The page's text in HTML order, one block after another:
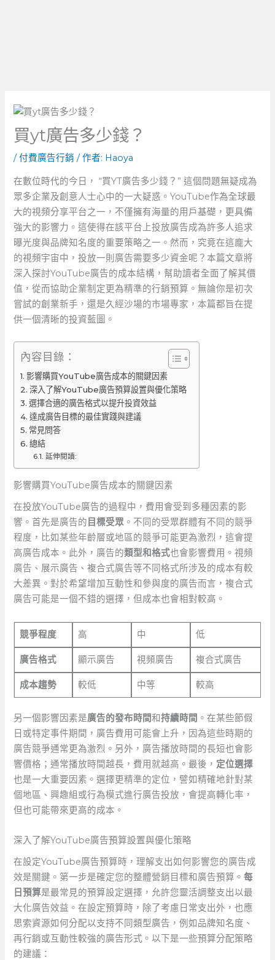
買yt廣告多少錢？
/付費廣告行銷 / 作者: Haoya
在數位時代的今日， “買YT廣告多少錢？” 這個問題無疑成為
眾多企業及創意人士心中的一大疑惑。YouTube作為全球最
大的視頻分享平台之一，不僅擁有海量的用戶基礎，更具備
強大的影響力。這使得在該平台上投放廣告成為許多人追求
曝光度與品牌知名度的重要策略之一。然而，究竟在這龐大
的視頻宇宙中，投放一則廣告需要多少資金呢？本篇文章將
深入探討YouTube廣告的成本結構，幫助讀者全面了解其價
值，從而協助企業制定更為精準的行銷預算。無論你是初次
嘗試的創業新手，還是久經沙場的市場專家，本篇都旨在提
供一個清晰的投資藍圖。
內容目錄：
影響購買YouTube廣告成本的關鍵因素
深入了解YouTube廣告預算設置與優化策略
選擇合適的廣告格式以提升投資效益
達成廣告目標的最佳實踐與建議
常見問答
總結
延伸閱讀:
影響購買YouTube廣告成本的關鍵因素
在投放YouTube廣告的過程中，費用會受到多種因素的影
響。首先是廣告的 目標受眾 。不同的受眾群體有不同的競爭
程度，比如某些年齡層或地區的競爭可能更為激烈，這會提
高廣告成本。此外，廣告的類型和格式也會影響費用。視頻
廣告、展示廣告、複合式廣告等不同格式所涉及的成本有較
大差異。對於希望增加互動性和參與度的廣告而言，複合式
廣告可能是一個不錯的選擇，但成本也會相對較高。
競爭程度 高 中 低
廣告格式 顯示廣告 視頻廣告 複合式廣告
成本趨勢 較低 中等 較高
另一個影響因素是廣告的發布時間和持續時間 。在某些節假
日或特定事件期間，廣告費用可能會上升，因為這些時期的
廣告競爭通常更為激烈。另外，廣告播放時間的長短也會影
響價格；通常播放時間越長，費用就越高。最後， 定位選擇
也是一大重要因素。選擇更精準的定位，譬如精確地針對某
個地區、興趣組或行為模式進行廣告投放，會提高轉化率，
但也可能帶來更高的成本。
深入了解YouTube廣告預算設置與優化策略
在設定YouTube廣告預算時，理解支出如何影響您的廣告成
效是關鍵。第一步是確定您的整體營銷目標和廣告預算。每
日預算是最常見的預算設定選擇，允許您靈活調整支出以最
大化廣告效益。在設定預算時，除了考慮日常支出外，也應
思索資源如何分配以支持不同類型廣告，例如品牌知名度、
再行銷或互動性較強的廣告形式。以下是一些預算分配策略
的建議：